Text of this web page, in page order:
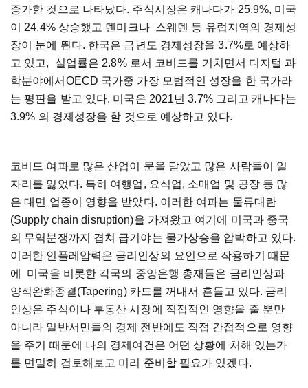
증가한 것으로 나타났다. 주식시장은 캐나다가 25.9%, 미국
이 24.4% 상승했고 덴미크나 스웨덴 등 유럽지역의 경제성
장이 눈에 띈다. 한국은 금년도 경제성장을 3.7%로 예상하
고 있고, 실업률은 2.8% 로서 코비드를 거치면서 디지털 과
학분야에서OECD 국가중 가장 모범적인 성장을 한 국가라
는 평판을 받고 있다. 미국은 2021년 3.7% 그리고 캐나다는
3.9% 의 경제성장을 할 것으로 예상하고 있다.
코비드 여파로 많은 산업이 문을 닫았고 많은 사람들이 일
자리를 잃었다. 특히 여행업, 요식업, 소매업 및 공장 등 많
은 대면 업종이 영향을 받았다. 이러한 여파는 물류대란
(Supply chain disruption)을 가져왔고 여기에 미국과 중국
의 무역분쟁까지 겹쳐 급기야는 물가상승을 압박하고 있다.
이러한 인플레압력은 금리인상의 요인으로 작용하기 때문
에 미국을 비롯한 각국의 중앙은행 총재들은 금리인상과
양적완화종결(Tapering) 카드를 꺼내서 흔들고 있다. 금리
인상은 주식이나 부동산 시장에 직접적인 영향을 줄 뿐만
아니라 일반서민들의 경제 전반에도 직접 간접적으로 영향
을 주기 때문에 나의 경제여건은 어떤 상황에 처해 있는가
를 면밀히 검토해보고 미리 준비할 필요가 있겠다.